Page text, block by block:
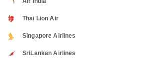
Thai Lion Air
Singapore Airlines
SriLankan Airlines